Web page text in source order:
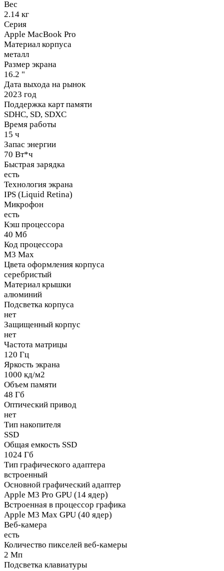
Вес
2.14 кг
Серия
Apple MacBook Pro
Материал корпуса
металл
Размер экрана
16.2 "
Дата выхода на рынок
2023 год
Поддержка карт памяти
SDHC, SD, SDXC
Время работы
15 ч
Запас энергии
70 Вт*ч
Быстрая зарядка
есть
Технология экрана
IPS (Liquid Retina)
Микрофон
есть
Кэш процессора
40 Мб
Код процессора
M3 Max
Цвета оформления корпуса
серебристый
Материал крышки
алюминий
Подсветка корпуса
нет
Защищенный корпус
нет
Частота матрицы
120 Гц
Яркость экрана
1000 кд/м2
Объем памяти
48 Гб
Оптический привод
нет
Тип накопителя
SSD
Общая емкость SSD
1024 Гб
Тип графического адаптера
встроенный
Основной графический адаптер
Apple M3 Pro GPU (14 ядер)
Встроенная в процессор графика
Apple M3 Max GPU (40 ядер)
Веб-камера
есть
Количество пикселей веб-камеры
2 Мп
Подсветка клавиатуры